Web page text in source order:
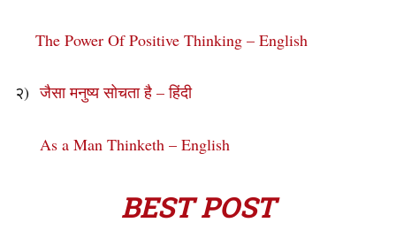
The Power Of Positive Thinking – English
२)जैसा मनुष्य सोचता है – हिंदी
As a Man Thinketh – English
BEST POST